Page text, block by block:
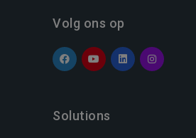
Volg ons op
Solutions